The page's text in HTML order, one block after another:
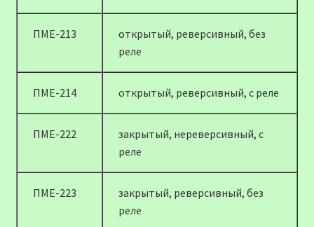
ПМЕ-213
открытый, реверсивный, без
реле
ПМЕ-214 открытый, реверсивный, с реле
ПМЕ-222
закрытый, нереверсивный, с
реле
ПМЕ-223
закрытый, реверсивный, без
реле